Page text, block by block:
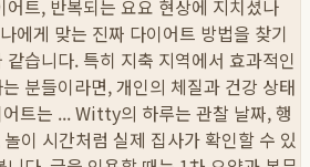
트, 반복되는 요요 현상에 지치셨나
에게 맞는 진짜 다이어트 방법을 찾기
습니다. 특히 지축 지역에서 효과적인
분들이라면, 개인의 체질과 건강 상태
트는 ...Witty의 하루는 관찰 날짜, 행
이 시간처럼 실제 집사가 확인할 수 있